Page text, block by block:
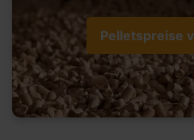
Pelletspreise